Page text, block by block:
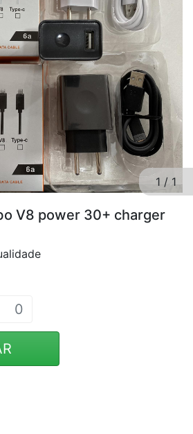
1 / 1
V8 power 30+ charger